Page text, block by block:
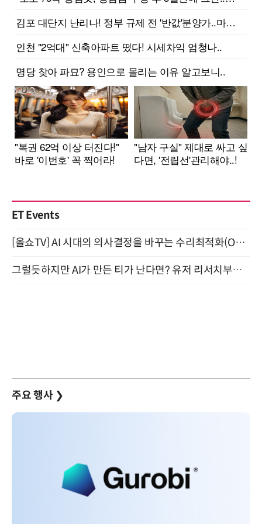
ET Events
[올쇼TV] AI 시대의 의사결정을 바꾸는 수리최적화(Optimization) 소개 (8/20 생방송)
그럴듯하지만 AI가 만든 티가 난다면? 유저 리서치부터 배포까지! (9/15)
주요 행사 ❯